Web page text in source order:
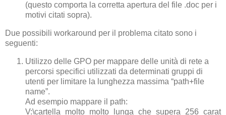
(questo comporta la corretta apertura del file .doc per i
motivi citati sopra).
Due possibili workaround per il problema citato sono i
seguenti:
Utilizzo delle GPO per mappare delle unità di rete a
percorsi specifici utilizzati da determinati gruppi di
utenti per limitare la lunghezza massima “path+file
name”.
Ad esempio mappare il path:
V:\cartella_molto_molto_lunga_che_supera_256_carat